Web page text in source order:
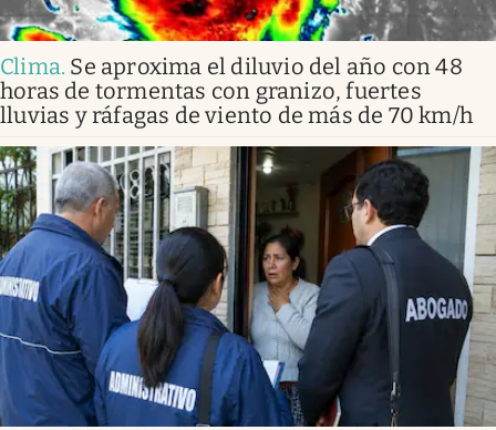
Clima. Se aproxima el diluvio del año con 48
horas de tormentas con granizo, fuertes
lluvias y ráfagas de viento de más de 70 km/h